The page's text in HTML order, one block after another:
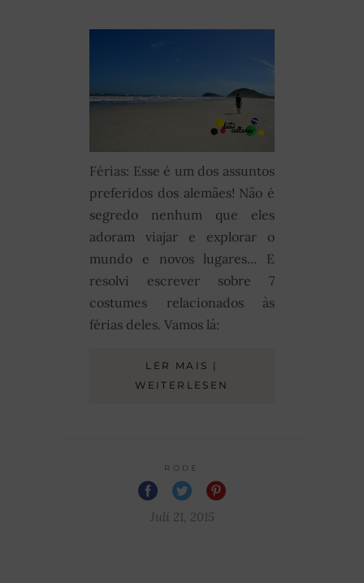
Férias: Esse é um dos assuntos
preferidos dos alemães! Não é
segredo nenhum que eles
adoram viajar e explorar o
mundo e novos lugares... E
resolvi escrever sobre 7
costumes relacionados às
férias deles. Vamos lá:
LER MAIS |
WEITERLESEN
RODE
Juli 21, 2015